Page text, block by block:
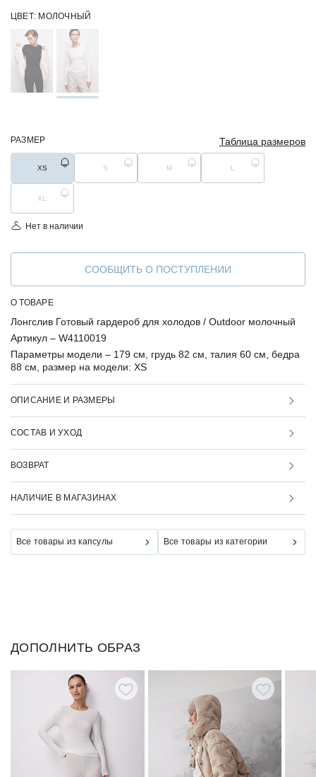
ЦВЕТ: МОЛОЧНЫЙ
РАЗМЕР Таблица размеров
XS S M L
XL
Нет в наличии
СООБЩИТЬ О ПОСТУПЛЕНИИ
О ТОВАРЕ
Лонгслив Готовый гардероб для холодов / Outdoor молочный
Артикул – W4110019
Параметры модели – 179 см, грудь 82 см, талия 60 см, бедра
88 см, размер на модели: XS
ОПИСАНИЕ И РАЗМЕРЫ
СОСТАВ И УХОД
ВОЗВРАТ
НАЛИЧИЕ В МАГАЗИНАХ
Все товары из капсулы Все товары из категории
ДОПОЛНИТЬ ОБРАЗ